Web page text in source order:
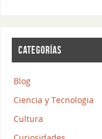
CATEGORÍAS
Blog
Ciencia y Tecnologia
Cultura